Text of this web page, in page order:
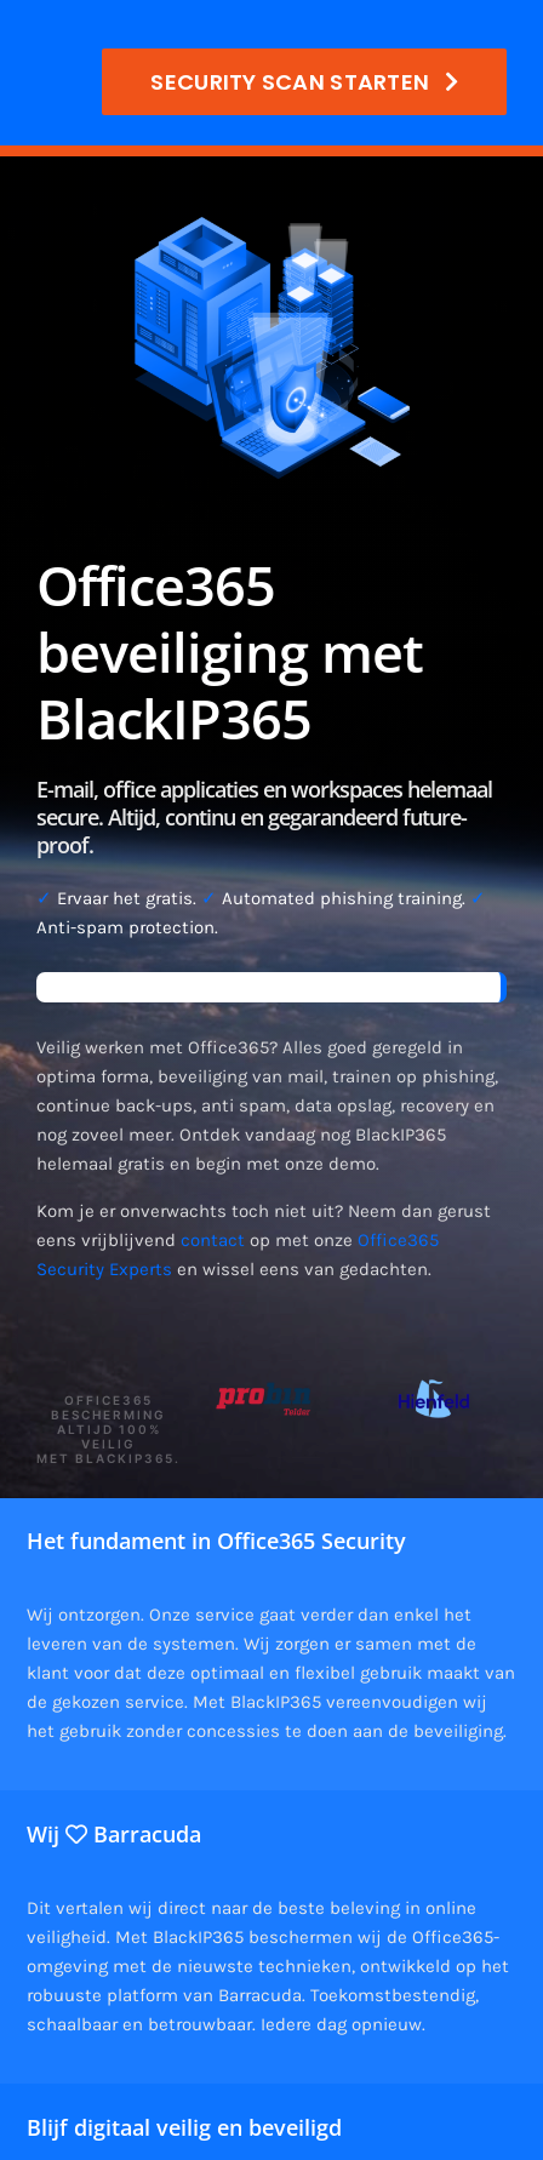
SECURITY SCAN STARTEN
Office365
beveiliging met
BlackIP365
E-mail, office applicaties en workspaces helemaal
secure. Altijd, continu en gegarandeerd future-
proof.
✓ Ervaar het gratis. ✓ Automated phishing training. ✓
Anti-spam protection.
Veilig werken met Office365? Alles goed geregeld in
optima forma, beveiliging van mail, trainen op phishing,
continue back-ups, anti spam, data opslag, recovery en
nog zoveel meer. Ontdek vandaag nog BlackIP365
helemaal gratis en begin met onze demo.
Kom je er onverwachts toch niet uit? Neem dan gerust
eens vrijblijvend contact op met onze Office365
Security Experts en wissel eens van gedachten.
OFFICE365
BESCHERMING
ALTIJD 100%
VEILIG
MET BLACKIP365.
Het fundament in Office365 Security
Wij ontzorgen. Onze service gaat verder dan enkel het
leveren van de systemen. Wij zorgen er samen met de
klant voor dat deze optimaal en flexibel gebruik maakt van
de gekozen service. Met BlackIP365 vereenvoudigen wij
het gebruik zonder concessies te doen aan de beveiliging.
Wij Barracuda
Dit vertalen wij direct naar de beste beleving in online
veiligheid. Met BlackIP365 beschermen wij de Office365-
omgeving met de nieuwste technieken, ontwikkeld op het
robuuste platform van Barracuda. Toekomstbestendig,
schaalbaar en betrouwbaar. Iedere dag opnieuw.
Blijf digitaal veilig en beveiligd